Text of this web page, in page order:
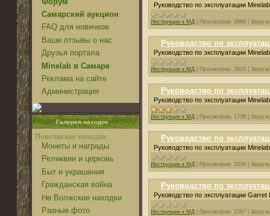
Самарский аукцион
FAQ для новичков
Ваши отзывы о нас
Друзья портала
Minelab в Самаре
Реклама на сайте
Администрация
Галерея находок
Поволжские находки
Монеты и награды
Реликвии и церковь
Быт и украшения
Гражданская война
Не Волжские находки
Разные фото
Руководство по эксплуатации
Инструкции к МД Просмотров: 2669
Руководство по
Руководство по эксплуатации
Инструкции к МД Просмотров: 3024
Руководство по
Руководство по эксплуатации
Инструкции к МД Просмотров: 1736
Руководство по
Руководство по эксплуатации
Инструкции к МД Просмотров: 2034
Руководство по
Руководство по эксплуатации Garret
Инструкции к МД Просмотров: 1567